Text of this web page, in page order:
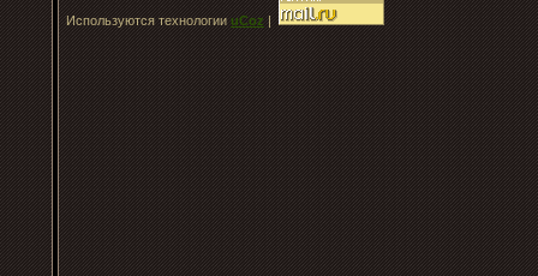
Используются технологииuCoz |